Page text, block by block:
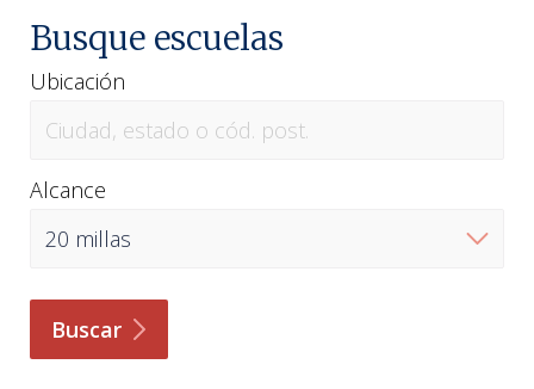
Busque escuelas
Ubicación
Alcance
Buscar